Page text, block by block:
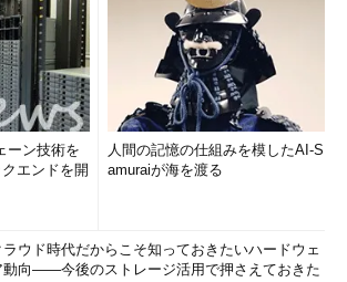
ーン技術を
エンドを開
人間の記憶の仕組みを模したAI-S
amuraiが海を渡る
ラウド時代だからこそ知っておきたいハードウェ
動向――今後のストレージ活用で押さえておきた